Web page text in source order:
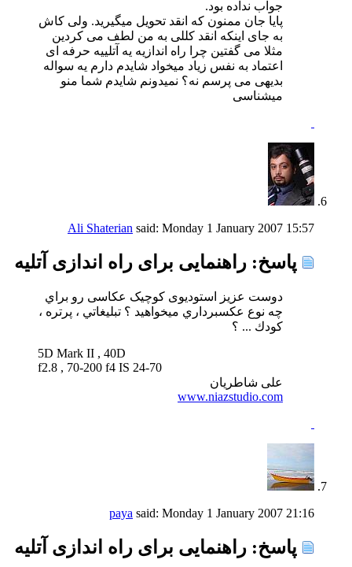
جواب نداده بود.
پایا جان ممنون که انقد تحویل میگیرید. ولی کاش
به جای اینکه انقد کللی به من لطف می کردین
مثلا می گفتین چرا راه اندازیه یه آتلییه حرفه ای
اعتماد به نفس زیاد میخواد شایدم دارم یه سواله
بدیهی می پرسم نه؟ نمیدونم شایدم شما منو
میشناسی
Ali Shaterian said: Monday 1 January 2007 15:57
پاسخ: راهنمایی برای راه اندازی آتلیه
دوست عزيز استودیوی کوچیک عکاسی رو براي
چه نوع عكسبرداري ميخواهيد ؟ تبليغاتي ، پرتره ،
كودك ... ؟
5D Mark II , 40D
24-70 f2.8 , 70-200 f4 IS
علی شاطریان
www.niazstudio.com
paya said: Monday 1 January 2007 21:16
پاسخ: راهنمایی برای راه اندازی آتلیه